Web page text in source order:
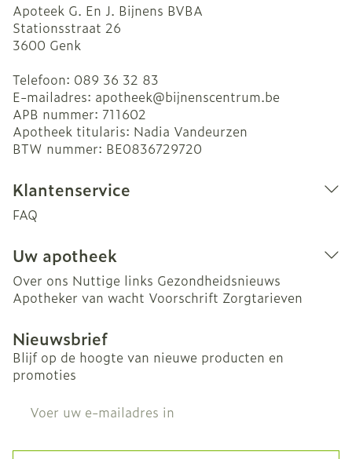
Apoteek G. En J. Bijnens BVBA
Stationsstraat 26
3600 Genk
Telefoon: 089 36 32 83
E-mailadres: apotheek@bijnenscentrum.be
APB nummer: 711602
Apotheek titularis: Nadia Vandeurzen
BTW nummer: BE0836729720
Klantenservice
FAQ
Uw apotheek
Over ons Nuttige links Gezondheidsnieuws
Apotheker van wacht Voorschrift Zorgtarieven
Nieuwsbrief
Blijf op de hoogte van nieuwe producten en
promoties